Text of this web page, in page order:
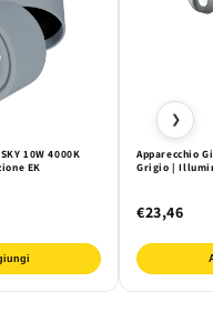
10W 4000K
EK
Apparecchio
Grigio |
€23,46
❯